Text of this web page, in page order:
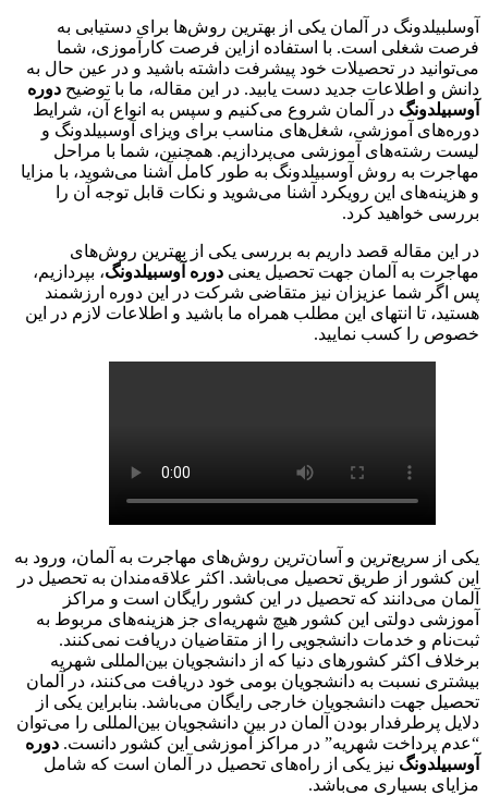
آوسلبیلدونگ در آلمان یکی از بهترین روش‌ها برای دستیابی به
فرصت شغلی است. با استفاده ازاین فرصت کارآموزی، شما
می‌توانید در تحصیلات خود پیشرفت داشته باشید و در عین حال به
دانش و اطلاعات جدید دست یابید. در این مقاله، ما با توضیح دوره
آوسبیلدونگ در آلمان شروع می‌کنیم و سپس به انواع آن، شرایط
دوره‌های آموزشی، شغل‌های مناسب برای ویزای آوسبیلدونگ و
لیست رشته‌های آموزشی می‌پردازیم. همچنین، شما با مراحل
مهاجرت به روش آوسبیلدونگ به طور کامل آشنا می‌شوید، با مزایا
و هزینه‌های این رویکرد آشنا می‌شوید و نکات قابل توجه آن را
بررسی خواهید کرد.
در این مقاله قصد داریم به بررسی یکی از بهترین روش‌های
مهاجرت به آلمان جهت تحصیل یعنی دوره آوسبیلدونگ، بپردازیم،
پس اگر شما عزیزان نیز متقاضی شرکت در این دوره ارزشمند
هستید، تا انتهای این مطلب همراه ما باشید و اطلاعات لازم در این
خصوص را کسب نمایید.
یکی از سریع‌ترین و آسان‌ترین روش‌های مهاجرت به آلمان، ورود به
این کشور از طریق تحصیل می‌باشد. اکثر علاقه‌مندان به تحصیل در
آلمان می‌دانند که تحصیل در این کشور رایگان است و مراکز
آموزشی دولتی این کشور هیچ شهریه‌ای جز هزینه‌های مربوط به
ثبت‌نام و خدمات دانشجویی را از متقاضیان دریافت نمی‌کنند.
برخلاف اکثر کشورهای دنیا که از دانشجویان بین‌المللی شهریه
بیشتری نسبت به دانشجویان بومی خود دریافت می‌کنند، در آلمان
تحصیل جهت دانشجویان خارجی رایگان می‌باشد. بنابراین یکی از
دلایل پرطرفدار بودن آلمان در بین دانشجویان بین‌المللی را می‌توان
“عدم پرداخت شهریه” در مراکز آموزشی این کشور دانست. دوره
آوسبیلدونگ نیز یکی از راه‌های تحصیل در آلمان است که شامل
مزایای بسیاری می‌باشد.